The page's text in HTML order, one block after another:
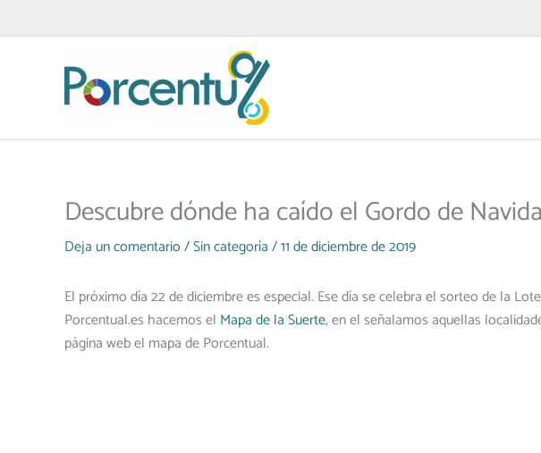
al
Descubre dónde ha caído el Gordo de
Deja un comentario/Sin categoría/11 de diciembre de 2019
El próximo día 22 de diciembre es especial. Ese día se celebra el sorteo de la
Porcentual.es hacemos el Mapa de la Suerte, en el señalamos aquellas
página web el mapa de Porcentual.